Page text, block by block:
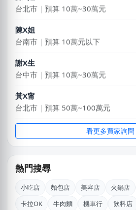
台北市｜預算 10萬~30萬元
陳X姐
台南市｜預算 10萬元以下
謝X生
台中市｜預算 10萬~30萬元
黃X甯
台北市｜預算 50萬~100萬元
江X珮
台中市｜預算 10萬元以下
台南市｜預算 100萬元以上
林X芷
新北市｜預算 10萬~30萬元
看更多買家詢問
熱門搜尋
小吃店 麵包店 美容店 火鍋店
卡拉OK
牛肉麵 機車行 飲料店